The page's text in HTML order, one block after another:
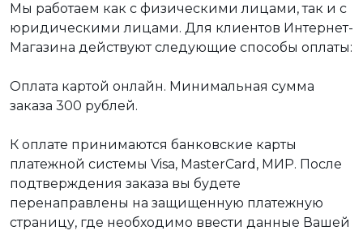
Мы работаем как с физическими лицами, так и с
юридическими лицами. Для клиентов Интернет-
Магазина действуют следующие способы оплаты:
Оплата картой онлайн. Минимальная сумма
заказа 300 рублей.
К оплате принимаются банковские карты
платежной системы Visa, MasterCard, МИР. После
подтверждения заказа вы будете
перенаправлены на защищенную платежную
страницу, где необходимо ввести данные Вашей